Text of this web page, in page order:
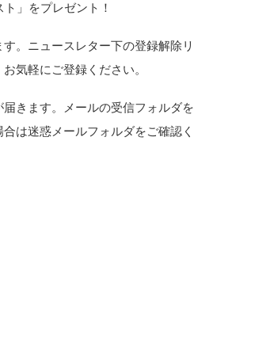
ト」をプレゼント！
。ニュースレター下の登録解除リ
気軽にご登録ください。
きます。メールの受信フォルダを
は迷惑メールフォルダをご確認く